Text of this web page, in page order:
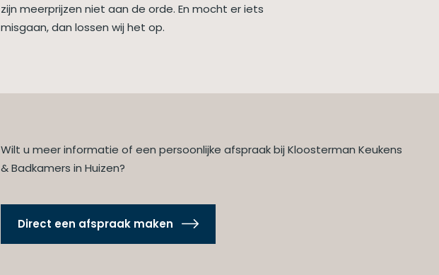
zijn meerprijzen niet aan de orde. En mocht er iets
misgaan, dan lossen wij het op.
Wilt u meer informatie of een persoonlijke afspraak bij Kloosterman Keukens
& Badkamers in Huizen?
Direct een afspraak maken